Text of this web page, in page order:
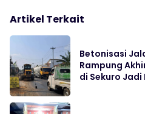
Artikel Terkait
Betonisasi
Rampung
di Sekuro